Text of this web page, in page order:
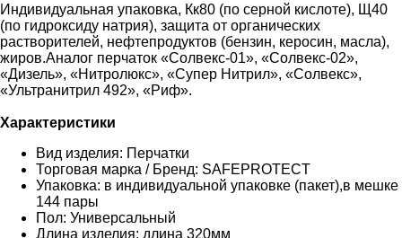
Индивидуальная упаковка, Кк80 (по серной кислоте), Щ40
(по гидроксиду натрия), защита от органических
растворителей, нефтепродуктов (бензин, керосин, масла),
жиров.Аналог перчаток «Солвекс-01», «Солвекс-02»,
«Дизель», «Нитролюкс», «Супер Нитрил», «Солвекс»,
«Ультранитрил 492», «Риф».
Характеристики
Вид изделия: Перчатки
Торговая марка / Бренд: SAFEPROTECT
Упаковка: в индивидуальной упаковке (пакет),в мешке
144 пары
Пол: Универсальный
Длина изделия: длина 320мм